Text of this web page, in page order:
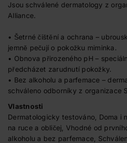
Jsou schválené dermatology z
Alliance.
• Šetrné čištění a ochrana –
jemně pečují o pokožku miminka.
• Obnova přirozeného pH –
předcházet zarudnutí pokožky.
• Bez alkoholu a parfemace –
schváleno odborníky z organizace
Vlastnosti
Dermatologicky testováno, Doma i
na ruce a obličej, Vhodné od
alkoholu a bez parfemace,